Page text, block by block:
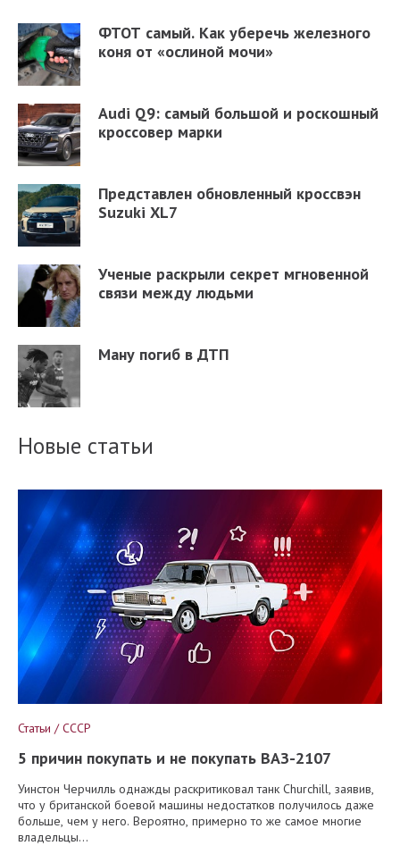
ФТОТ самый. Как уберечь железного
коня от «ослиной мочи»
Audi Q9: самый большой и роскошный
кроссовер марки
Представлен обновленный кроссвэн
Suzuki XL7
Ученые раскрыли секрет мгновенной
связи между людьми
Ману погиб в ДТП
Новые статьи
Статьи / СССР
5 причин покупать и не покупать ВАЗ-2107
Уинстон Черчилль однажды раскритиковал танк Churchill, заявив,
что у британской боевой машины недостатков получилось даже
больше, чем у него. Вероятно, примерно то же самое многие
владельцы...